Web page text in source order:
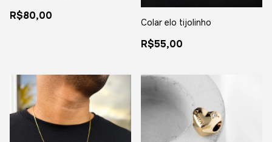
R$80,00
Colar elo tijolinho
R$55,00